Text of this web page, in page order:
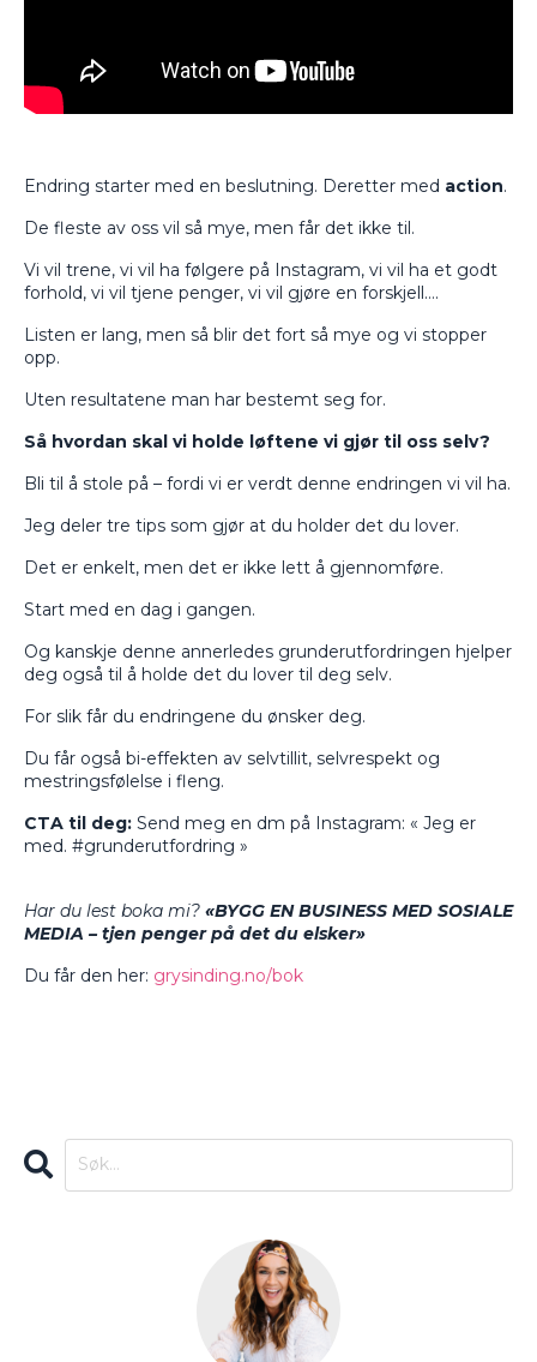
Endring starter med en beslutning. Deretter med action.
De fleste av oss vil så mye, men får det ikke til.
Vi vil trene, vi vil ha følgere på Instagram, vi vil ha et godt
forhold, vi vil tjene penger, vi vil gjøre en forskjell….
Listen er lang, men så blir det fort så mye og vi stopper
opp.
Uten resultatene man har bestemt seg for.
Så hvordan skal vi holde løftene vi gjør til oss selv?
Bli til å stole på – fordi vi er verdt denne endringen vi vil ha.
Jeg deler tre tips som gjør at du holder det du lover.
Det er enkelt, men det er ikke lett å gjennomføre.
Start med en dag i gangen.
Og kanskje denne annerledes grunderutfordringen hjelper
deg også til å holde det du lover til deg selv.
For slik får du endringene du ønsker deg.
Du får også bi-effekten av selvtillit, selvrespekt og
mestringsfølelse i fleng.
CTA til deg: Send meg en dm på Instagram: « Jeg er
med. #grunderutfordring »
Har du lest boka mi? «BYGG EN BUSINESS MED SOSIALE
MEDIA – tjen penger på det du elsker»
Du får den her: grysinding.no/bok